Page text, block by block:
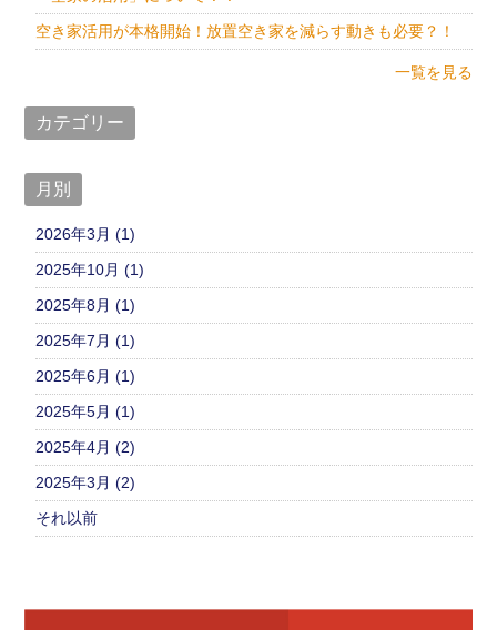
空き家活用が本格開始！放置空き家を減らす動きも必要？！
一覧を見る
カテゴリー
月別
2026年3月 (1)
2025年10月 (1)
2025年8月 (1)
2025年7月 (1)
2025年6月 (1)
2025年5月 (1)
2025年4月 (2)
2025年3月 (2)
それ以前